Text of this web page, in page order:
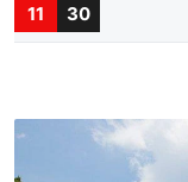
11 30